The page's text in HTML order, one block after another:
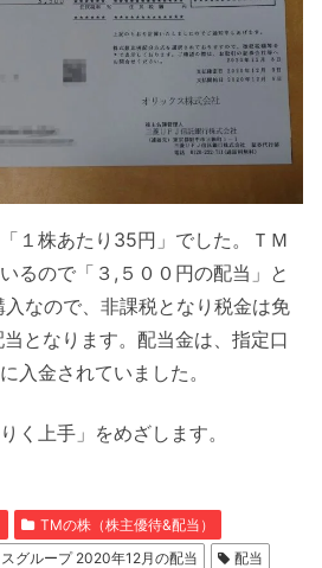
１株あたり35円」でした。ＴＭ
るので「３,５００円の配当」と
なので、非課税となり税金は免
となります。配当金は、指定口
入金されていました。
く上手」をめざします。
TMの株（株主優待&配当）
グループ 2020年12月の配当
配当